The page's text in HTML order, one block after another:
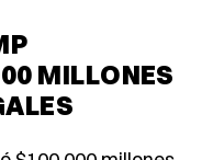
MILLONES